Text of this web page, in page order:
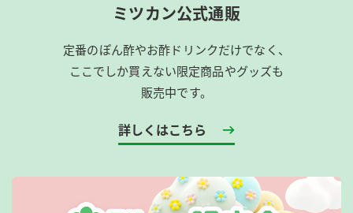
ミツカン公式通販
定番のぽん酢やお酢ドリンクだけでなく、
ここでしか買えない限定商品やグッズも
販売中です。
詳しくはこちら